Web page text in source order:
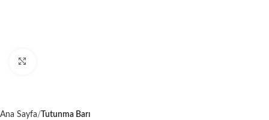
Ana Sayfa Tutunma Barı